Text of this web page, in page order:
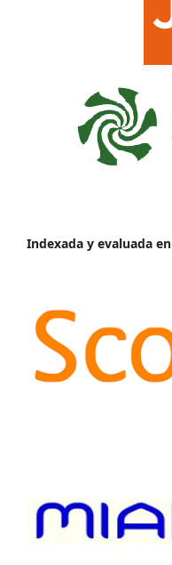
Indexada y evaluada en